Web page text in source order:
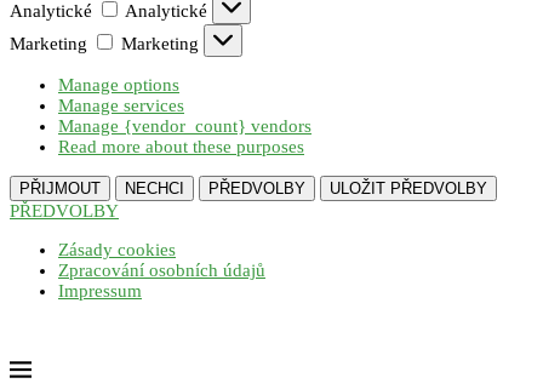
Analytické
Analytické
Marketing
Marketing
Manage options
Manage services
Manage {vendor_count} vendors
Read more about these purposes
PŘIJMOUT NECHCI PŘEDVOLBY ULOŽIT PŘEDVOLBY
PŘEDVOLBY
Zásady cookies
Zpracování osobních údajů
Impressum